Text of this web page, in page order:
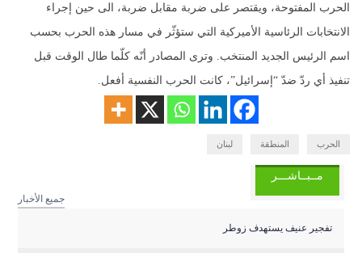
الحرب المفتوحة، ويقتصر على ضربة مقابل ضربة، الى حين إجراء
الانتخابات الرئاسية الأميركية التي ستؤثّر في مسار هذه الحرب بحسب
اسم الرئيس الجديد المنتخب. وترى المصادر أنّه كلّما طال الوقت قبل
تنفيذ أي ردّ ضدّ “إسرائيل”، كانت الحرب النفسية أفعل.
الحرب المنطقة لبنان
مــبــاشـــر
جميع الأخبار
تفجير عنيف يستهدف زوطر